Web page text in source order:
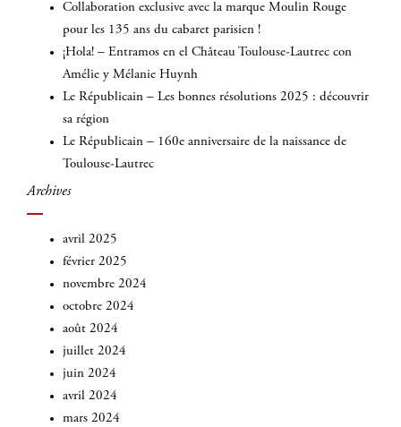
Collaboration exclusive avec la marque Moulin Rouge
pour les 135 ans du cabaret parisien !
¡Hola! – Entramos en el Château Toulouse-Lautrec con
Amélie y Mélanie Huynh
Le Républicain – Les bonnes résolutions 2025 : découvrir
sa région
Le Républicain – 160e anniversaire de la naissance de
Toulouse-Lautrec
Archives
avril 2025
février 2025
novembre 2024
octobre 2024
août 2024
juillet 2024
juin 2024
avril 2024
mars 2024